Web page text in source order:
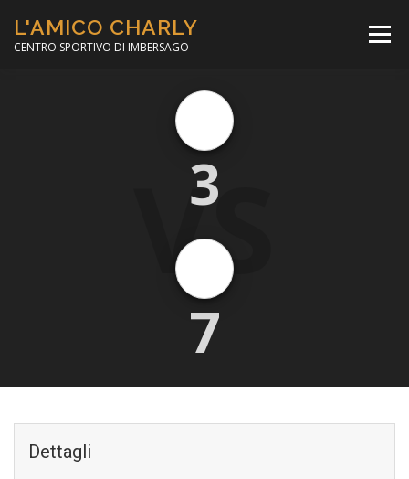
contenuto
L'AMICO CHARLY
CENTRO SPORTIVO DI IMBERSAGO
Menù
CORSO CALCIO A 5
MINIBASKET
VS
3
7
Dettagli